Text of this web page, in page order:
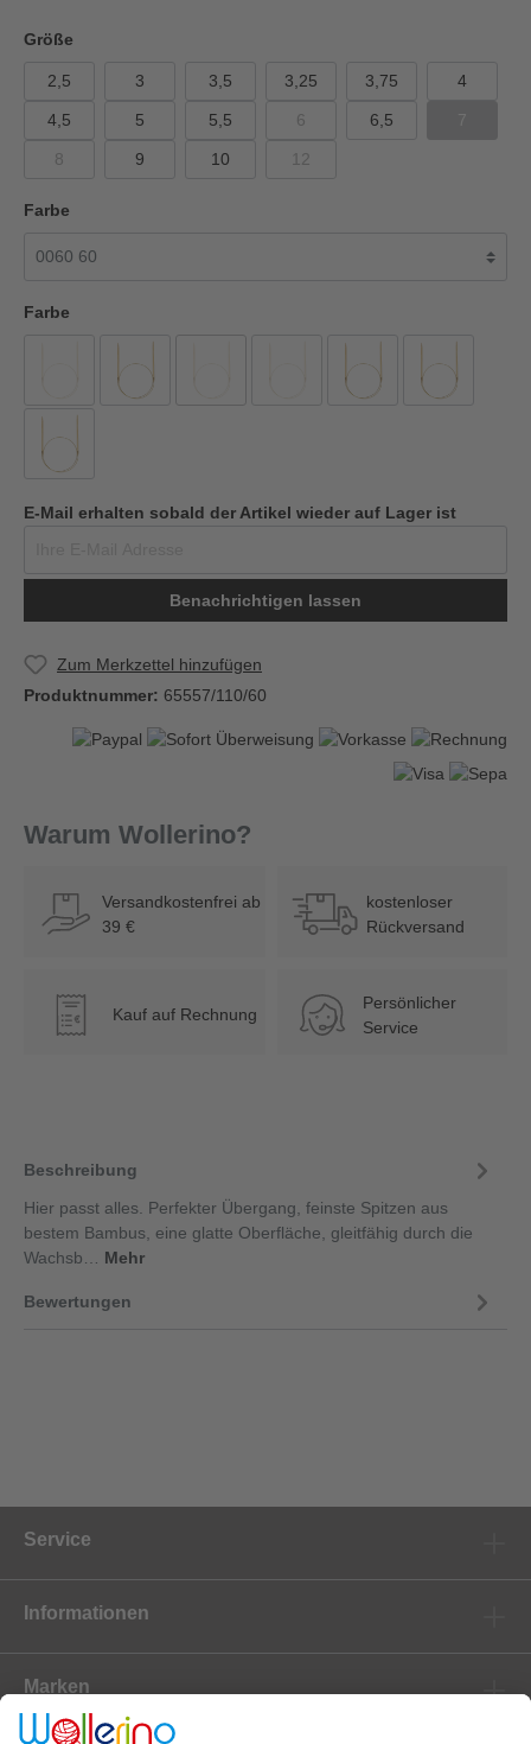
Größe
2,5 3 3,5 3,25 3,75 4
4,5 5 5,5 6 6,5
8 9 10 12
Farbe
Farbe
E-Mail erhalten sobald der Artikel wieder auf Lager ist
Benachrichtigen lassen
Zum Merkzettel hinzufügen
Produktnummer: 65557/110/60
Warum Wollerino?
Versandkostenfrei ab
39 €
kostenloser
Rückversand
€ Kauf auf Rechnung
Persönlicher
Service
Beschreibung
Hier passt alles. Perfekter Übergang, feinste Spitzen aus
bestem Bambus, eine glatte Oberfläche, gleitfähig durch die
Wachsb… Mehr
Bewertungen
Service
Informationen
Marken